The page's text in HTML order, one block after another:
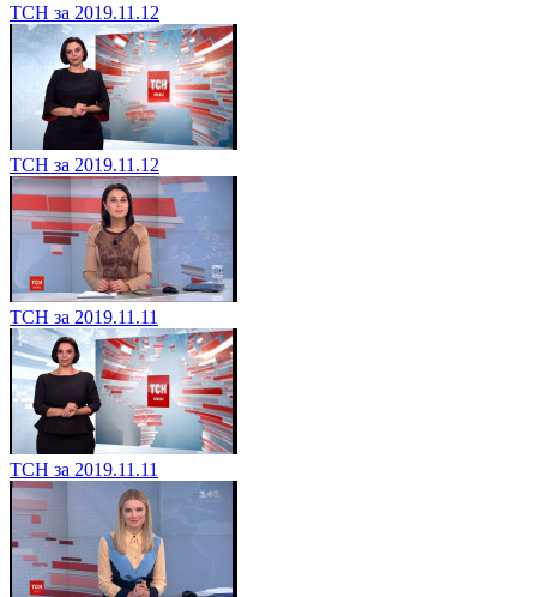
ТСН за 2019.11.12
ТСН за 2019.11.12
ТСН за 2019.11.11
ТСН за 2019.11.11